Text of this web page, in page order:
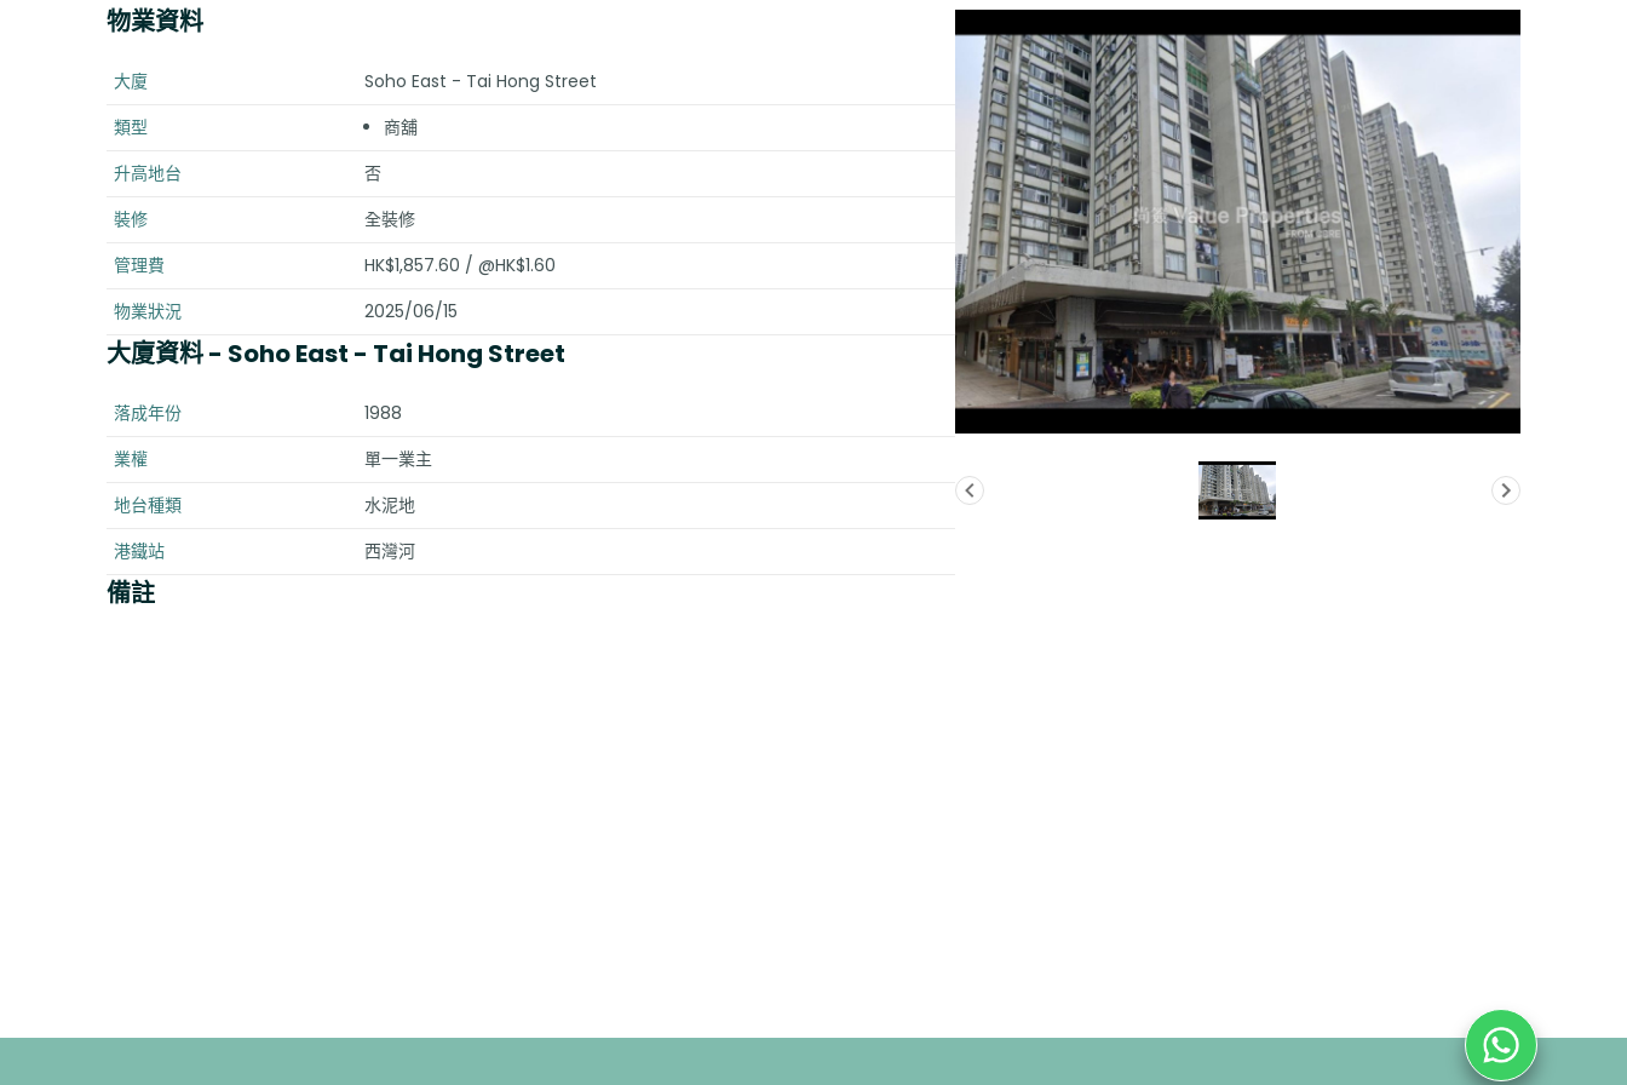
物業資料
大廈
Soho East - Tai Hong Street
類型
商舖
升高地台
否
裝修
全裝修
管理費
HK$1,857.60 / @HK$1.60
物業狀況
2025/06/15
大廈資料- Soho East - Tai Hong Street
落成年份
1988
業權
單一業主
地台種類
水泥地
港鐵站
西灣河
備註